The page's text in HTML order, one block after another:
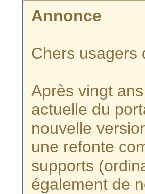
Annonce
Chers usagers
Après vingt
actuelle du
nouvelle
une refonte
supports
également de